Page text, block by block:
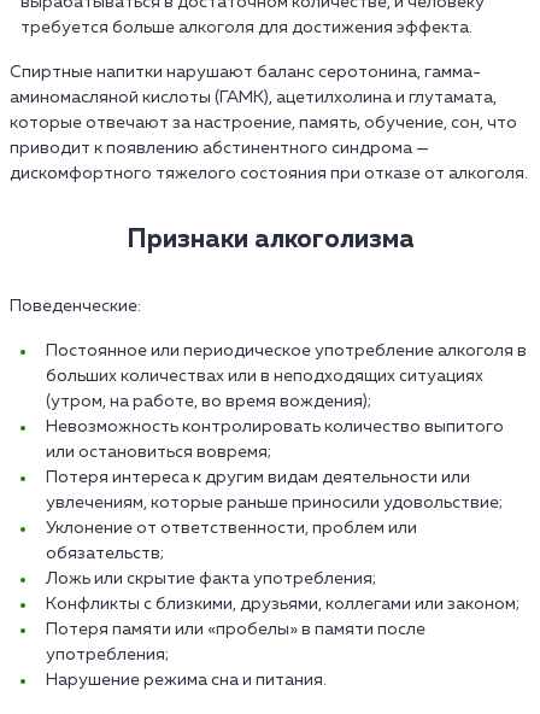
требуется больше алкоголя для достижения эффекта.
Спиртные напитки нарушают баланс серотонина, гамма-
аминомасляной кислоты (ГАМК), ацетилхолина и глутамата,
которые отвечают за настроение, память, обучение, сон, что
приводит к появлению абстинентного синдрома —
дискомфортного тяжелого состояния при отказе от алкоголя.
Признаки алкоголизма
Поведенческие:
Постоянное или периодическое употребление алкоголя в
больших количествах или в неподходящих ситуациях
(утром, на работе, во время вождения);
Невозможность контролировать количество выпитого
или остановиться вовремя;
Потеря интереса к другим видам деятельности или
увлечениям, которые раньше приносили удовольствие;
Уклонение от ответственности, проблем или
обязательств;
Ложь или скрытие факта употребления;
Конфликты с близкими, друзьями, коллегами или законом;
Потеря памяти или «пробелы» в памяти после
употребления;
Нарушение режима сна и питания.